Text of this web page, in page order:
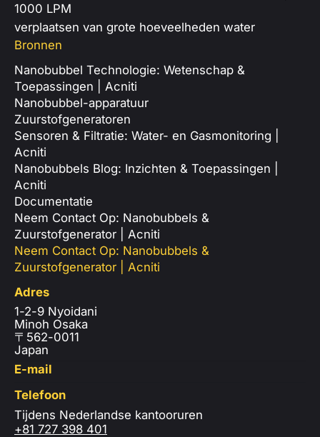
1000 LPM
verplaatsen van grote hoeveelheden water
Bronnen
Nanobubbel Technologie: Wetenschap &
Toepassingen | Acniti
Nanobubbel-apparatuur
Zuurstofgeneratoren
Sensoren & Filtratie: Water- en Gasmonitoring |
Acniti
Nanobubbels Blog: Inzichten & Toepassingen |
Acniti
Documentatie
Neem Contact Op: Nanobubbels &
Zuurstofgenerator | Acniti
Neem Contact Op: Nanobubbels &
Zuurstofgenerator | Acniti
Adres
1-2-9 Nyoidani
Minoh Osaka
〒562-0011
Japan
E-mail
Telefoon
Tijdens Nederlandse kantooruren
+81 727 398 401